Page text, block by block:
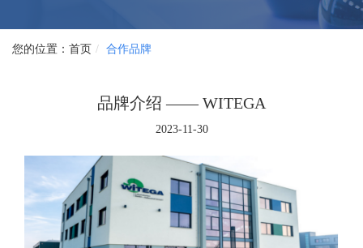
首页 合作品牌
品牌介绍 —— WITEGA
2023-11-30